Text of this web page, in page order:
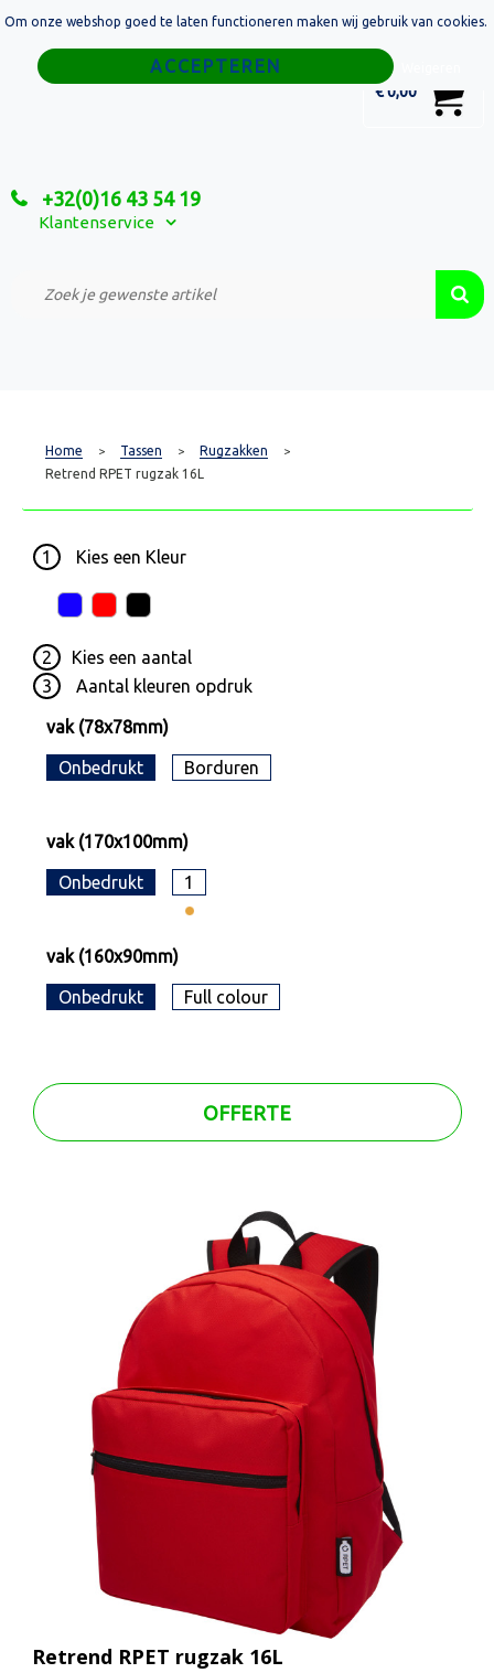
€ 0,00
+32(0)16 43 54 19
Klantenservice
Home
Relatiegeschenken
Custom Made Projecten
Home > Tassen > Rugzakken >
Retrend RPET rugzak 16L
1 Kies een Kleur
2 Kies een aantal
3
Aantal kleuren opdruk
vak (78x78mm)
Onbedrukt Borduren
vak (170x100mm)
Onbedrukt 1
vak (160x90mm)
Onbedrukt Full colour
OFFERTE
Retrend RPET rugzak 16L
Om onze webshop goed te laten functioneren maken wij gebruik van cookies.